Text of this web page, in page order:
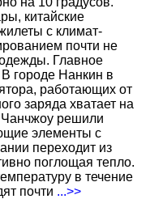
китайские
с климат-
почти не
Главное
городе Нанкин в
работающих от
заряда хватает на
решили
элементы с
переходит из
поглощая тепло.
в течение
почти ...>>